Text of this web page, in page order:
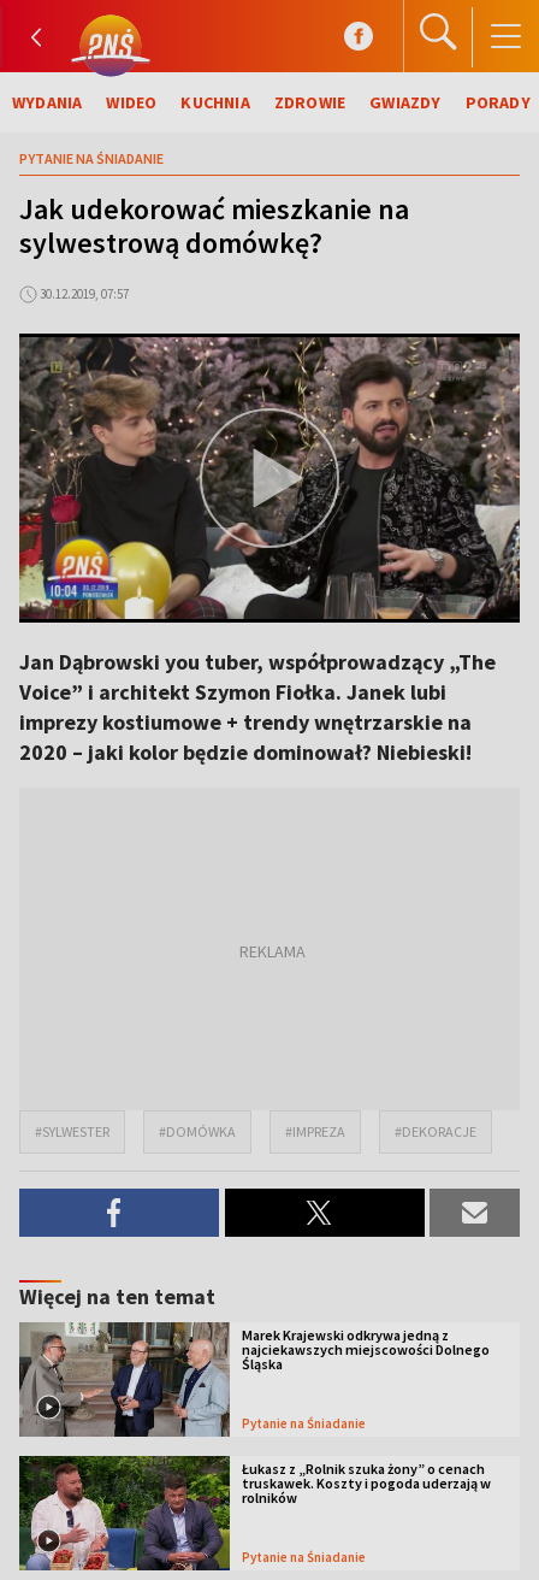
WYDANIA WIDEO KUCHNIA ZDROWIE GWIAZDY PORADY
PYTANIE NA ŚNIADANIE
Jak udekorować mieszkanie na
sylwestrową domówkę?
30.12.2019, 07:57
Jan Dąbrowski you tuber, współprowadzący „The
Voice” i architekt Szymon Fiołka. Janek lubi
imprezy kostiumowe + trendy wnętrzarskie na
2020 – jaki kolor będzie dominował? Niebieski!
#SYLWESTER #DOMÓWKA #IMPREZA #DEKORACJE
Więcej na ten temat
Marek Krajewski odkrywa jedną z
najciekawszych miejscowości Dolnego
Śląska
Pytanie na Śniadanie
Łukasz z „Rolnik szuka żony” o cenach
truskawek. Koszty i pogoda uderzają w
rolników
Pytanie na Śniadanie